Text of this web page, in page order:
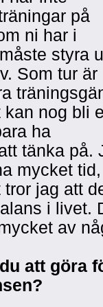
på
ni har i
styra
Som tur är
nog bli
ha
tänka på.
mycket tid,
jag att
i livet.
av
att göra